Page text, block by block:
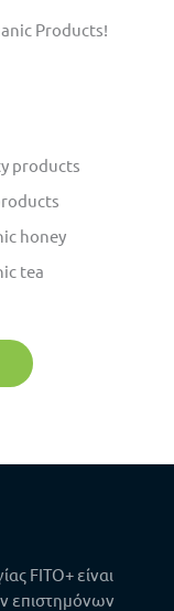
Products!
products
honey
tea
FITO+ είναι
επιστημόνων